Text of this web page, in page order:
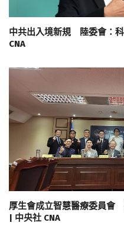
中共出入境新規 陸委會：
CNA
厚生會成立智慧醫療委員會
| 中央社 CNA